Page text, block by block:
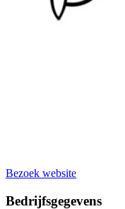
Bezoek website
Bedrijfsgegevens